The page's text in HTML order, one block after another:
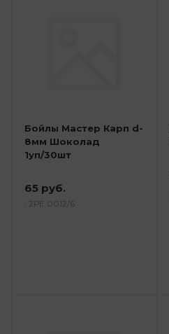
Бойлы Мастер Карп d-
8мм Шоколад
1уп/30шт
65 руб.
: 2РЕ 0012/6